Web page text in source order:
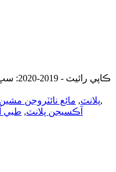
© ڪاپي رائيٽ - 2019-2020: سڀ حق محفوظ آهن.
اسڪائيڊ تي لڳل Lng پلانٽ, مائع نائٽروجن مشين
,
PSA آڪسيجن پلانٽ, طبي